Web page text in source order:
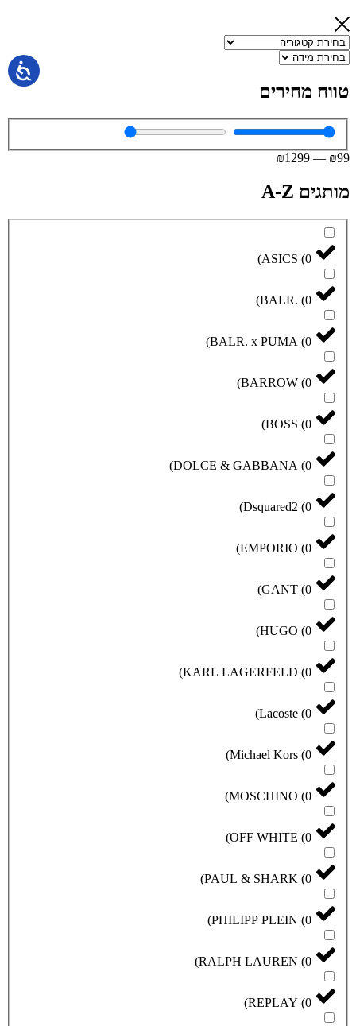
טווח מחירים
₪99
—
₪1299
מותגים A-Z
ASICS (0
)
BALR. (0
)
BALR. x PUMA (0
)
BARROW (0
)
BOSS (0
)
DOLCE & GABBANA (0
)
Dsquared2 (0
)
EMPORIO (0
)
GANT (0
)
HUGO (0
)
KARL LAGERFELD (0
)
Lacoste (0
)
Michael Kors (0
)
MOSCHINO (0
)
OFF WHITE (0
)
PAUL & SHARK (0
)
PHILIPP PLEIN (0
)
RALPH LAUREN (0
)
REPLAY (0
)